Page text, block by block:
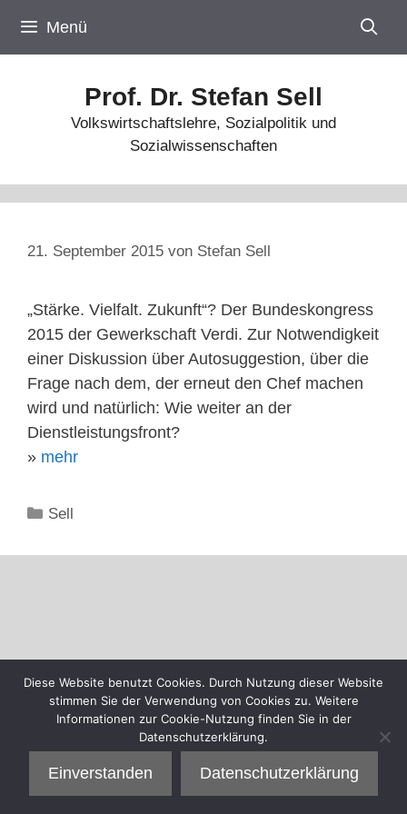
Inhalt
springen
Menü
Prof. Dr. Stefan Sell
Volkswirtschaftslehre, Sozialpolitik und
Sozialwissenschaften
21. September 2015 von Stefan Sell
„Stärke. Vielfalt. Zukunft“? Der Bundeskongress
2015 der Gewerkschaft Verdi. Zur Notwendigkeit
einer Diskussion über Autosuggestion, über die
Frage nach dem, der erneut den Chef machen
wird und natürlich: Wie weiter an der
Dienstleistungsfront?
» mehr
Kategorien
Sell
Diese Website benutzt Cookies. Durch Nutzung dieser Website
stimmen Sie der Verwendung von Cookies zu. Weitere
Informationen zur Cookie-Nutzung finden Sie in der
Datenschutzerklärung.
Einverstanden Datenschutzerklärung